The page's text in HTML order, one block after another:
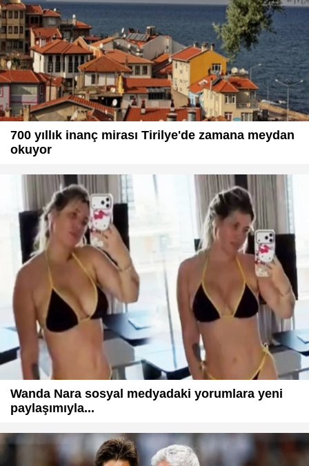
700 yıllık inanç mirası Tirilye'de zamana meydan
okuyor
Wanda Nara sosyal medyadaki yorumlara yeni
paylaşımıyla...